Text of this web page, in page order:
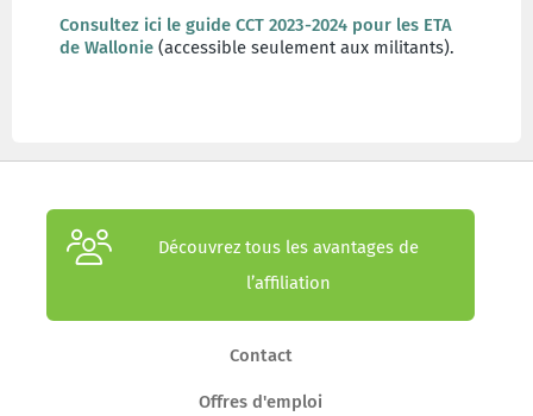
Consultez ici le guide CCT 2023-2024 pour les ETA
de Wallonie (accessible seulement aux militants).
Découvrez tous les avantages de
l’affiliation
Contact
Offres d'emploi